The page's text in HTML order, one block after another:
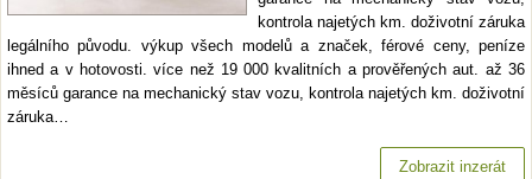
kontrola najetých km. doživotní záruka
legálního původu. výkup všech modelů a značek, férové ceny, peníze
ihned a v hotovosti. více než 19 000 kvalitních a prověřených aut. až 36
měsíců garance na mechanický stav vozu, kontrola najetých km. doživotní
záruka…
Zobrazit inzerát